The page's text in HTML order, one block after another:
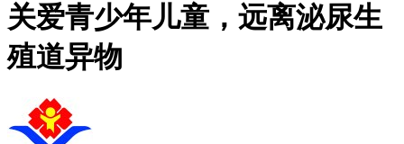
关爱青少年儿童，远离泌尿生
殖道异物